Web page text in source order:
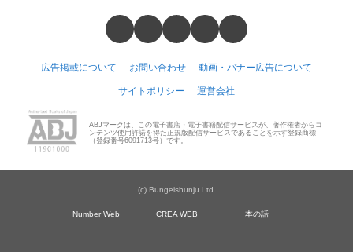
広告掲載について お問い合わせ 動画・バナー広告について
サイトポリシー 運営会社
ABJマークは、この電子書店・電子書籍配信サービスが、著作権者からコ
ンテンツ使用許諾を得た正規版配信サービスであることを示す登録商標
（登録番号6091713号）です。
(c) Bungeishunju Ltd.
Number Web CREA WEB 本の話